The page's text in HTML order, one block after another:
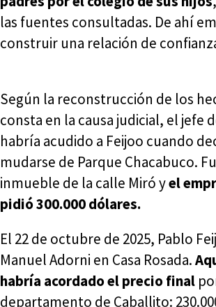
las fuentes consultadas. De ahí
construir una relación de
Según la reconstrucción de los
consta en la causa judicial, el jefe
habría acudido a Feijoo cuando
mudarse de Parque Chacabuco.
inmueble de la calle Miró yel
pidió 300.000 dólares.
El 22 de octubre de 2025, Pablo
Manuel Adorni en Casa Rosada.
habría acordado el precio final
departamento de Caballito: